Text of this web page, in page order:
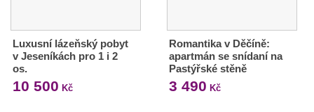
Luxusní lázeňský pobyt
v Jeseníkách pro 1 i 2
os.
10 500 Kč
Romantika v Děčíně:
apartmán se snídaní na
Pastýřské stěně
3 490 Kč